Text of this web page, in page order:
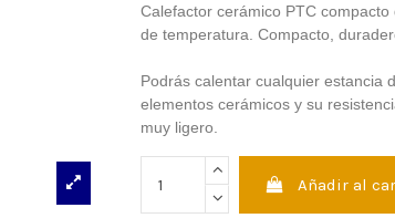
Calefactor cerámico PTC
de temperatura. Compacto,
Podrás calentar cualquier estancia
elementos cerámicos y su
muy ligero.
Añadir al